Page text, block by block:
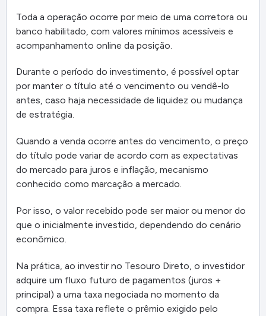
Toda a operação ocorre por meio de uma corretora ou
banco habilitado, com valores mínimos acessíveis e
acompanhamento online da posição.
Durante o período do investimento, é possível optar
por manter o título até o vencimento ou vendê-lo
antes, caso haja necessidade de liquidez ou mudança
de estratégia.
Quando a venda ocorre antes do vencimento, o preço
do título pode variar de acordo com as expectativas
do mercado para juros e inflação, mecanismo
conhecido como marcação a mercado.
Por isso, o valor recebido pode ser maior ou menor do
que o inicialmente investido, dependendo do cenário
econômico.
Na prática, ao investir no Tesouro Direto, o investidor
adquire um fluxo futuro de pagamentos (juros +
principal) a uma taxa negociada no momento da
compra. Essa taxa reflete o prêmio exigido pelo